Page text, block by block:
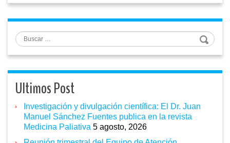
Buscar
Ultimos Post
Investigación y divulgación científica: El Dr. Juan
Manuel Sánchez Fuentes publica en la revista
Medicina Paliativa 5 agosto, 2026